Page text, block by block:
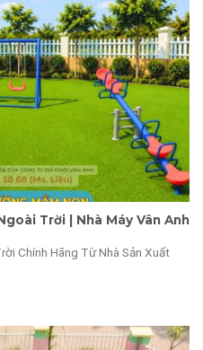
Trời | Nhà Máy Vân Anh
Chính Hãng Từ Nhà Sản Xuất